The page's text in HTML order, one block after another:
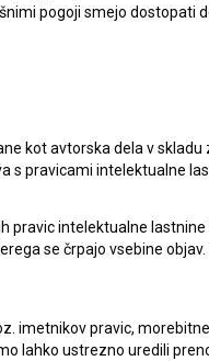
Re-
Živi in
in
pogoji smejo dostopati
kot avtorska dela v skladu
s pravicami intelektualne
pravic intelektualne
se črpajo vsebine
imetnikov pravic,
lahko ustrezno uredili